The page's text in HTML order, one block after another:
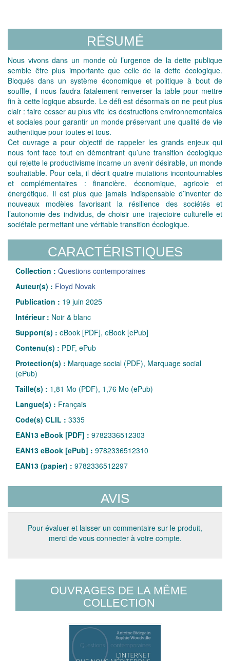
RÉSUMÉ
Nous vivons dans un monde où l’urgence de la dette publique
semble être plus importante que celle de la dette écologique.
Bloqués dans un système économique et politique à bout de
souffle, il nous faudra fatalement renverser la table pour mettre
fin à cette logique absurde. Le défi est désormais on ne peut plus
clair : faire cesser au plus vite les destructions environnementales
et sociales pour garantir un monde préservant une qualité de vie
authentique pour toutes et tous.
Cet ouvrage a pour objectif de rappeler les grands enjeux qui
nous font face tout en démontrant qu’une transition écologique
qui rejette le productivisme incarne un avenir désirable, un monde
souhaitable. Pour cela, il décrit quatre mutations incontournables
et complémentaires : financière, économique, agricole et
énergétique. Il est plus que jamais indispensable d’inventer de
nouveaux modèles favorisant la résilience des sociétés et
l’autonomie des individus, de choisir une trajectoire culturelle et
sociétale permettant une véritable transition écologique.
CARACTÉRISTIQUES
Collection : Questions contemporaines
Auteur(s) : Floyd Novak
Publication : 19 juin 2025
Intérieur : Noir & blanc
Support(s) : eBook [PDF], eBook [ePub]
Contenu(s) : PDF, ePub
Protection(s) : Marquage social (PDF), Marquage social
(ePub)
Taille(s) : 1,81 Mo (PDF), 1,76 Mo (ePub)
Langue(s) : Français
Code(s) CLIL : 3335
EAN13 eBook [PDF] : 9782336512303
EAN13 eBook [ePub] : 9782336512310
EAN13 (papier) : 9782336512297
AVIS
Pour évaluer et laisser un commentaire sur le produit,
merci de vous connecter à votre compte.
OUVRAGES DE LA MÊME
COLLECTION